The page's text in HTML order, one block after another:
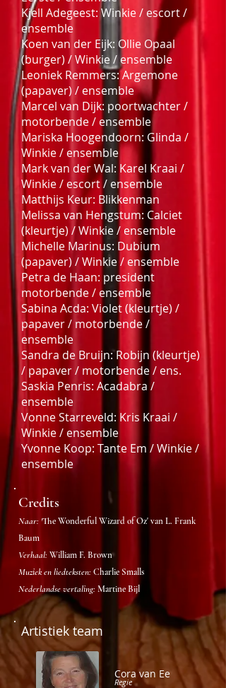
Kjell Adegeest: Winkie / escort /
ensemble
Koen van der Eijk: Ollie Opaal
(burger) / Winkie / ensemble
Leoniek Remmers: Argemone
(papaver) / ensemble
Marcel van Dijk: poortwachter /
motorbende / ensemble
Mariska Hoogendoorn: Glinda /
Winkie / ensemble
Mark van der Wal: Karel Kraai /
Winkie / escort / ensemble
Matthijs Keur: Blikkenman
Melissa van Hengstum: Calciet
(kleurtje) / Winkie / ensemble
Michelle Marinus: Dubium
(papaver) / Winkie / ensemble
Petra de Haan: president
motorbende / ensemble
Sabina Acda: Violet (kleurtje) /
papaver / motorbende /
ensemble
Sandra de Bruijn: Robijn (kleurtje)
/ papaver / motorbende / ens.
Saskia Penris: Acadabra /
ensemble
Vonne Starreveld: Kris Kraai /
Winkie / ensemble
Yvonne Koop: Tante Em / Winkie /
ensemble
Credits
Naar: 'The Wonderful Wizard of Oz' van L. Frank
Baum
Verhaal: William F. Brown
Muziek en liedteksten: Charlie Smalls
Nederlandse vertaling: Martine Bijl
Artistiek team
Cora van Ee
Regie